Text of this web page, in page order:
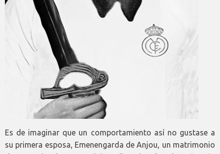
Es de imaginar que un comportamiento así no gustase a
su primera esposa, Emenengarda de Anjou, un matrimonio